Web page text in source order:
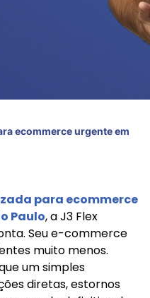
ecommerce urgente em
para ecommerce
Paulo, a J3 Flex
Seu e-commerce
muito menos.
um simples
diretas, estornos